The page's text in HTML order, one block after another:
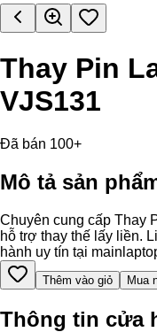
Thay Pin
VJS131
Đã bán 100+
Mô tả sản
Chuyên cung cấp Thay
hỗ trợ thay thế lấy liền.
hành uy tín tại
Thêm vào giỏ Mua
Thông tin cửa